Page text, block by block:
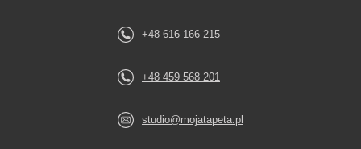
+48 616 166 215
+48 459 568 201
studio@mojatapeta.pl